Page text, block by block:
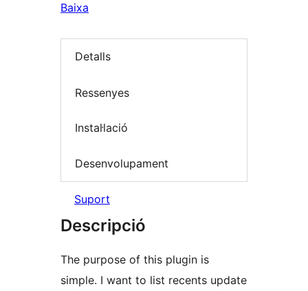
Baixa
Detalls
Ressenyes
Instal·lació
Desenvolupament
Suport
Descripció
The purpose of this plugin is
simple. I want to list recents update